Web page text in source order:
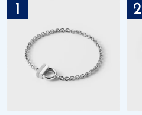
ト
着用シーン
コレクション
1 2